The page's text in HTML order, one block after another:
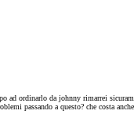
ad ordinarlo da johnny rimarrei
passando a questo? che costa